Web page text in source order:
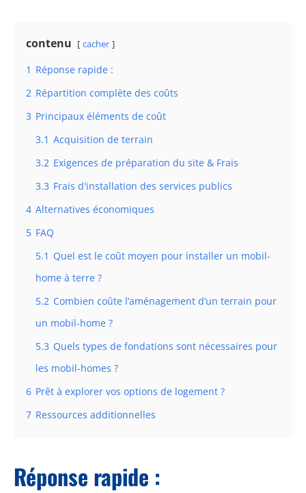
contenu cacher
1 Réponse rapide :
2 Répartition complète des coûts
3 Principaux éléments de coût
3.1 Acquisition de terrain
3.2 Exigences de préparation du site & Frais
3.3 Frais d'installation des services publics
4 Alternatives économiques
5 FAQ
5.1 Quel est le coût moyen pour installer un mobil-
home à terre ?
5.2 Combien coûte l’aménagement d’un terrain pour
un mobil-home ?
5.3 Quels types de fondations sont nécessaires pour
les mobil-homes ?
6 Prêt à explorer vos options de logement ?
7 Ressources additionnelles
Réponse rapide :